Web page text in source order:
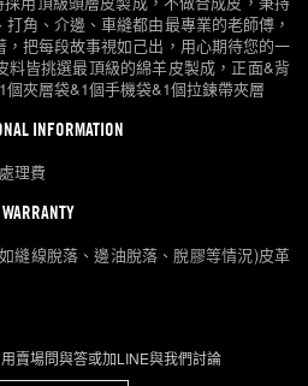
角、介邊、車縫都由最專業的老師傅，
把每段故事視如己出，用心期待您的一
料皆挑選最頂級的綿羊皮製成，正面&背
夾層袋&1個手機袋&1個拉鍊帶夾層
INFORMATION
理費
WARRANTY
縫線脫落、邊油脫落、脫膠等情況)皮革
賣場問與答或加LINE與我們討論